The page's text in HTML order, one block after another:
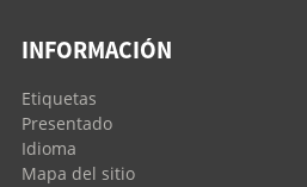
INFORMACIÓN
Etiquetas
Presentado
Idioma
Mapa del sitio